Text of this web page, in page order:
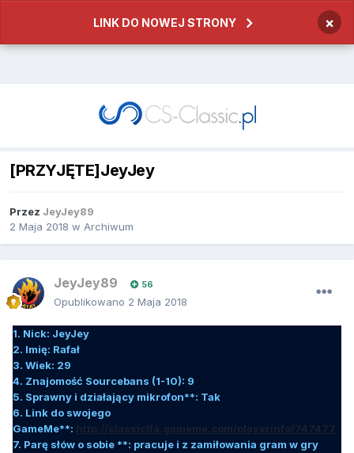
LINK DO NOWEJ STRONY ×
[PRZYJĘTE]JeyJey
Przez JeyJey89
2 Maja 2018 w Archiwum
JeyJey89 56
Opublikowano 2 Maja 2018
1. Nick: JeyJey
2. Imię: Rafał
3. Wiek: 29
4. Znajomość Sourcebans (1-10): 9
5. Sprawny i działający mikrofon**: Tak
6. Link do swojego
GameMe**: http://classicffa.gameme.com/playerinfo/747477
7. Parę słów o sobie **: pracuje i z zamiłowania gram w gry